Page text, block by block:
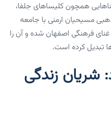
همچون کلیساهای جلفا،
مسیحیان ارمنی با جامعه
فرهنگی اصفهان شده و آن را
تبدیل کرده است.
شریان زندگی